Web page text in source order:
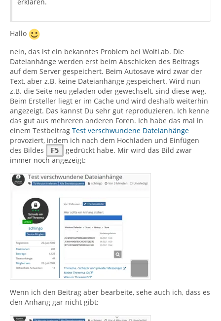
Hallo
nein, das ist ein bekanntes Problem bei WoltLab. Die
Dateianhänge werden erst beim Abschicken des Beitrags
auf dem Server gespeichert. Beim Autosave wird zwar der
Text, aber z.B. keine Dateianhänge gespeichert. Wird nun
z.B. die Seite neu geladen oder gewechselt, sind diese weg.
Beim Ersteller liegt er im Cache und wird deshalb weiterhin
angezeigt. Das kannst Du sehr gut reproduzieren. Ich kenne
das gut aus mehreren anderen Foren. Ich habe das mal in
einem Testbeitrag Test verschwundene Dateianhänge
provoziert, indem ich nach dem Hochladen und Einfügen
des Bildes
F5
gedrückt habe. Mir wird das Bild zwar
immer noch angezeigt:
Wenn ich den Beitrag aber bearbeite, sehe auch ich, dass es
den Anhang gar nicht gibt: